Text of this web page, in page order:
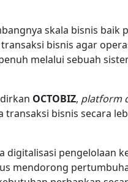
skala bisnis baik
bisnis agar
melalui sebuah
OCTOBIZ, platform
bisnis secara
digitalisasi pengelolaan
mendorong